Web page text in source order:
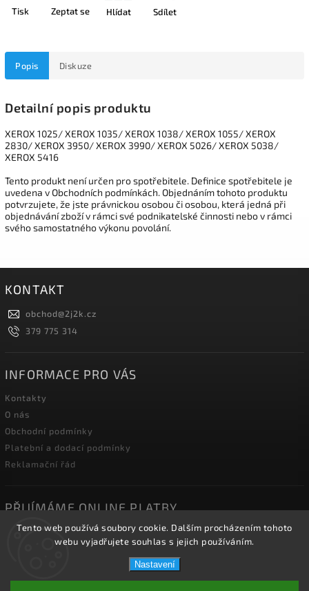
Tento web používá soubory cookie. Dalším procházením tohoto
webu vyjadřujete souhlas s jejich používáním.
Nastavení
Tisk Zeptat se Hlídat Sdílet
Popis Diskuze
Detailní popis produktu
XEROX 1025/ XEROX 1035/ XEROX 1038/ XEROX 1055/ XEROX
2830/ XEROX 3950/ XEROX 3990/ XEROX 5026/ XEROX 5038/
XEROX 5416
Tento produkt není určen pro spotřebitele. Definice spotřebitele je
uvedena v Obchodních podmínkách. Objednáním tohoto produktu
potvrzujete, že jste právnickou osobou či osobou, která jedná při
objednávání zboží v rámci své podnikatelské činnosti nebo v rámci
svého samostatného výkonu povolání.
KONTAKT
obchod@2j2k.cz
379 775 314
INFORMACE PRO VÁS
Kontakty
O nás
Obchodní podmínky
Platební a dodací podmínky
Reklamační řád
PŘIJÍMÁME ONLINE PLATBY